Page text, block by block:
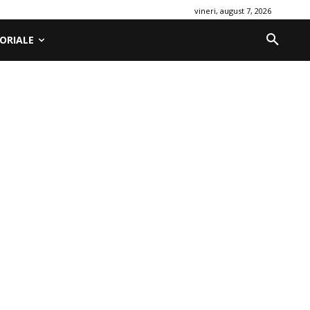
vineri, august 7, 2026